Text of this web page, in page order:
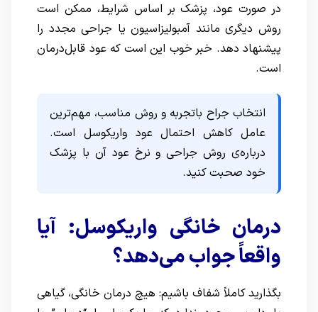
در صورت عود، پزشک بر اساس شرایط، ممکن است
روش دیگری مانند آمبولیزاسیون یا جراحی مجدد را
پیشنهاد دهد. خبر خوب این است که عود قابل‌درمان
است.
انتخاب جراح باتجربه و روش مناسب، مهم‌ترین
عامل کاهش احتمال عود واریکوسل است.
درباره‌ی روش جراحی و نرخ عود آن با پزشک
خود صحبت کنید.
درمان خانگی واریکوسل: آیا
واقعاً جواب می‌دهد؟
بگذارید کاملاً شفاف باشیم: هیچ درمان خانگی، گیاهی